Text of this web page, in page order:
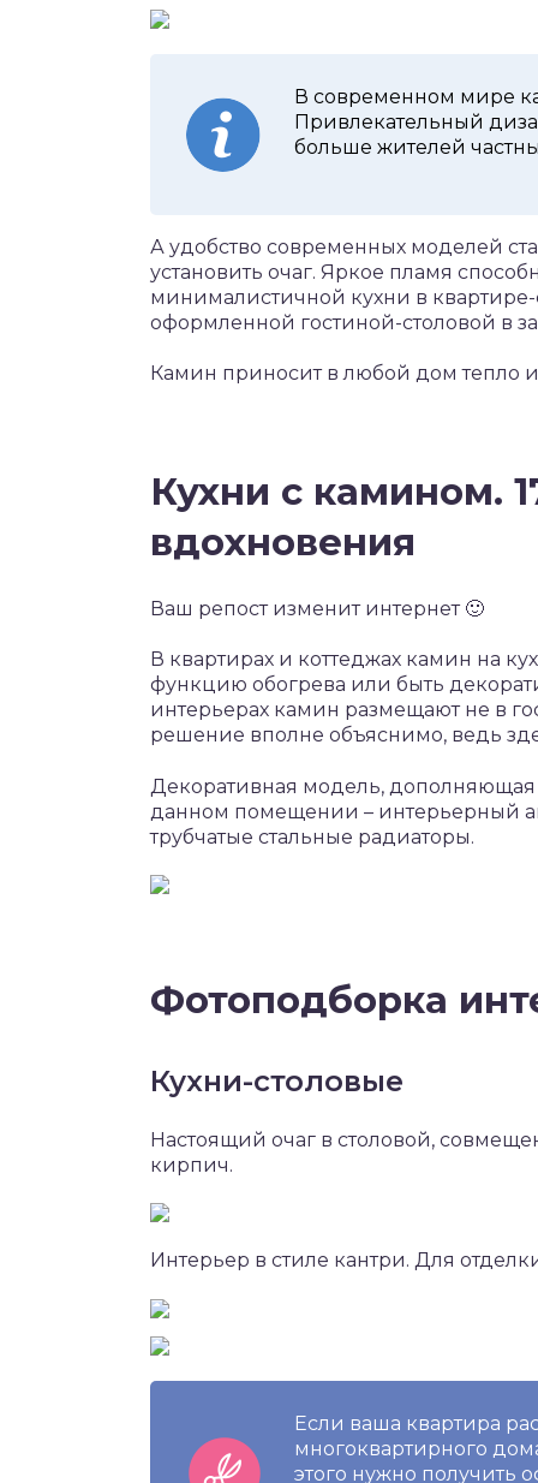
В современном мире
Привлекательный
больше жителей
А удобство современных моделей
установить очаг. Яркое пламя
минималистичной кухни в квартире-
оформленной гостиной-столовой в
Камин приносит в любой дом тепло
Кухни с камином.
вдохновения
Ваш репост изменит интернет 🙂
В квартирах и коттеджах камин на
функцию обогрева или быть
интерьерах камин размещают не в
решение вполне объяснимо, ведь
Декоративная модель,
данном помещении – интерьерный
трубчатые стальные радиаторы.
Фотоподборка
Кухни-столовые
Настоящий очаг в столовой,
кирпич.
Интерьер в стиле кантри. Для
Если ваша квартира
многоквартирного
этого нужно